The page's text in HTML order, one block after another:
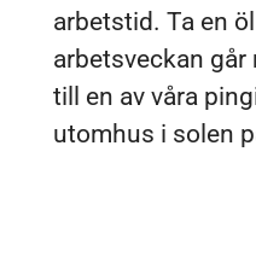
arbetstid. Ta en
arbetsveckan
till en av våra
utomhus i solen